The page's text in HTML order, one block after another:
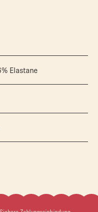
Elastane